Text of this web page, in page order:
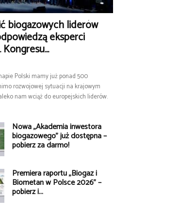
biogazowych liderów
eksperci
Kongresu...
Polski mamy już ponad 500
rozwojowej sytuacji na krajowym
nam wciąż do europejskich liderów.
Nowa „Akademia inwestora
biogazowego” już dostępna –
pobierz za darmo!
Premiera raportu „Biogaz i
Biometan w Polsce 2026” –
pobierz i...